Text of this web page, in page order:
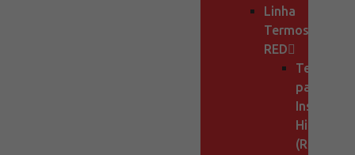
Linha
Termostatos
RED
para
(RED)